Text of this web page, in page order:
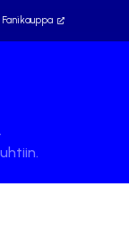
Fanikauppa